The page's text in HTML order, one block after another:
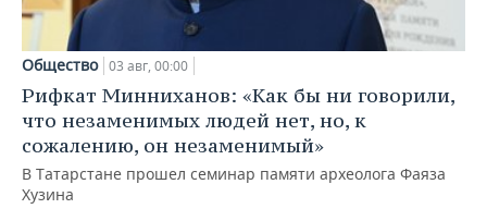
Общество 03 авг, 00:00
Рифкат Минниханов: «Как бы ни говорили,
что незаменимых людей нет, но, к
сожалению, он незаменимый»
В Татарстане прошел семинар памяти археолога Фаяза
Хузина